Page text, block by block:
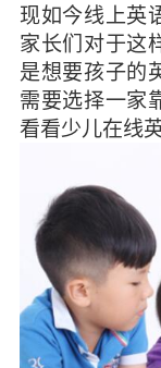
现如今线上英
家长们对于这
是想要孩子的
需要选择一家
看看少儿在线